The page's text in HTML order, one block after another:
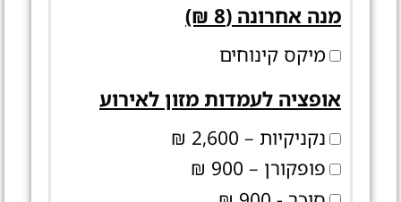
מנה אחרונה (8 ₪)
מיקס קינוחים
אופציה לעמדות מזון לאירוע
נקניקיות – 2,600 ₪
פופקורן – 900 ₪